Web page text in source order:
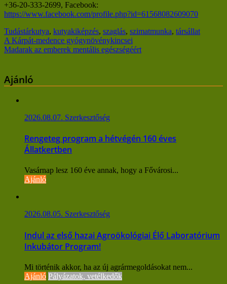
+36-20-333-2699, Facebook:
https://www.facebook.com/profile.php?id=61568082609070
Tudástárkutya, kutyakiképzés, szaglás, szimatmunka, társállat
Bejegyzés
A Kárpát-medence gyógynövénykincsei
Madarak az emberek mentális egészségéért
Ajánló
2026.08.07. Szerkesztőség
Rengeteg program a hétvégén 160 éves
Állatkertben
Vasárnap lesz 160 éve annak, hogy a Fővárosi...
Ajánló
2026.08.05. Szerkesztőség
Indul az első hazai Agroökológiai Élő Laboratórium
Inkubátor Program!
Mi történik akkor, ha az új agrármegoldásokat nem...
Ajánló Pályázatok, vetélkedők